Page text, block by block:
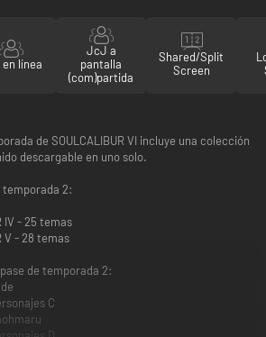
línea
JcJ a
pantalla
(com)partida
Shared/Split
Screen
de SOULCALIBUR VI incluye una colección
descargable en uno solo.
temporada 2:
IV - 25 temas
V - 28 temas
de temporada 2:
C